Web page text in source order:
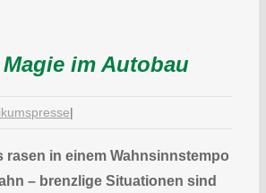
im Autobau
|
rasen in einem Wahnsinnstempo
– brenzlige Situationen sind